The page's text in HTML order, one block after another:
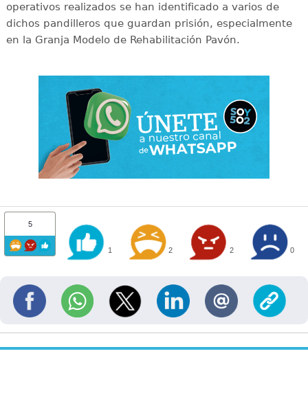
operativos realizados se han identificado a varios de
dichos pandilleros que guardan prisión, especialmente
en la Granja Modelo de Rehabilitación Pavón.
5
1 2 2 0